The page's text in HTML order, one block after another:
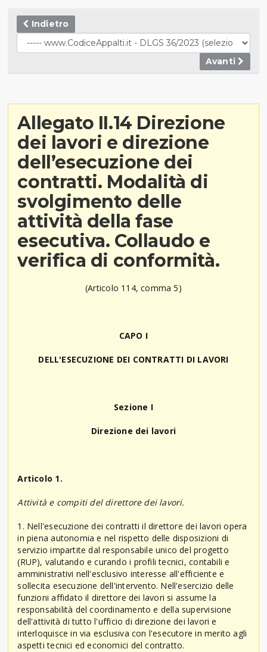
Indietro
Avanti
Allegato II.14 Direzione
dei lavori e direzione
dell’esecuzione dei
contratti. Modalità di
svolgimento delle
attività della fase
esecutiva. Collaudo e
verifica di conformità.
(Articolo 114, comma 5)
CAPO I
DELL'ESECUZIONE DEI CONTRATTI DI LAVORI
Sezione I
Direzione dei lavori
Articolo 1.
Attività e compiti del direttore dei lavori.
1. Nell'esecuzione dei contratti il direttore dei lavori opera
in piena autonomia e nel rispetto delle disposizioni di
servizio impartite dal responsabile unico del progetto
(RUP), valutando e curando i profili tecnici, contabili e
amministrativi nell'esclusivo interesse all'efficiente e
sollecita esecuzione dell'intervento. Nell'esercizio delle
funzioni affidato il direttore dei lavori si assume la
responsabilità del coordinamento e della supervisione
dell'attività di tutto l'ufficio di direzione dei lavori e
interloquisce in via esclusiva con l'esecutore in merito agli
aspetti tecnici ed economici del contratto.